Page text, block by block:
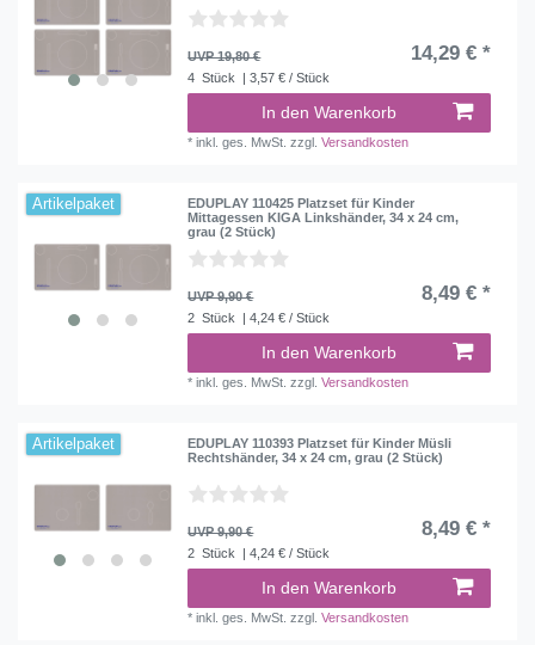
UVP 19,80 € 14,29 € *
4 Stück | 3,57 € / Stück
In den Warenkorb
*inkl. ges. MwSt. zzgl.Versandkosten
Artikelpaket
EDUPLAY 110425 Platzset für Kinder
Mittagessen KIGA Linkshänder, 34 x 24 cm,
grau (2 Stück)
UVP 9,90 € 8,49 € *
2 Stück | 4,24 € / Stück
In den Warenkorb
*inkl. ges. MwSt. zzgl.Versandkosten
Artikelpaket
EDUPLAY 110393 Platzset für Kinder Müsli
Rechtshänder, 34 x 24 cm, grau (2 Stück)
UVP 9,90 € 8,49 € *
2 Stück | 4,24 € / Stück
In den Warenkorb
*inkl. ges. MwSt. zzgl.Versandkosten